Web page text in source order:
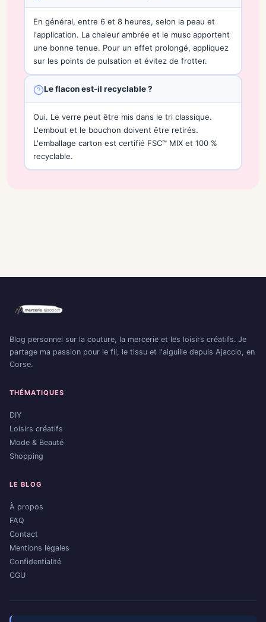
En général, entre 6 et 8 heures, selon la peau et
l'application. La chaleur ambrée et le musc apportent
une bonne tenue. Pour un effet prolongé, appliquez
sur les points de pulsation et évitez de frotter.
Le flacon est-il recyclable ?
Oui. Le verre peut être mis dans le tri classique.
L'embout et le bouchon doivent être retirés.
L'emballage carton est certifié FSC™ MIX et 100 %
recyclable.
Blog personnel sur la couture, la mercerie et les loisirs créatifs. Je
partage ma passion pour le fil, le tissu et l'aiguille depuis Ajaccio, en
Corse.
THÉMATIQUES
DIY
Loisirs créatifs
Mode & Beauté
Shopping
LE BLOG
À propos
FAQ
Contact
Mentions légales
Confidentialité
CGU